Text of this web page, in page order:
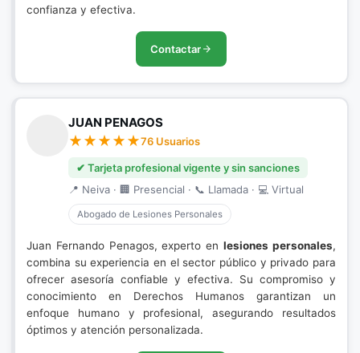
confianza y efectiva.
Contactar
JUAN PENAGOS
76 Usuarios
✔ Tarjeta profesional vigente y sin sanciones
📍 Neiva · 🏢 Presencial · 📞 Llamada · 💻 Virtual
Abogado de Lesiones Personales
Juan Fernando Penagos, experto enlesiones personales,
combina su experiencia en el sector público y privado para
ofrecer asesoría confiable y efectiva. Su compromiso y
conocimiento en Derechos Humanos garantizan un
enfoque humano y profesional, asegurando resultados
óptimos y atención personalizada.